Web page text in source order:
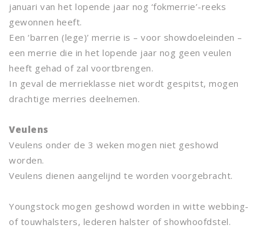
januari van het lopende jaar nog ‘fokmerrie’-reeks
gewonnen heeft.
Een ‘barren (lege)’ merrie is – voor showdoeleinden –
een merrie die in het lopende jaar nog geen veulen
heeft gehad of zal voortbrengen.
In geval de merrieklasse niet wordt gespitst, mogen
drachtige merries deelnemen.
Veulens
Veulens onder de 3 weken mogen niet geshowd
worden.
Veulens dienen aangelijnd te worden voorgebracht.
Youngstock mogen geshowd worden in witte webbing-
of touwhalsters, lederen halster of showhoofdstel.